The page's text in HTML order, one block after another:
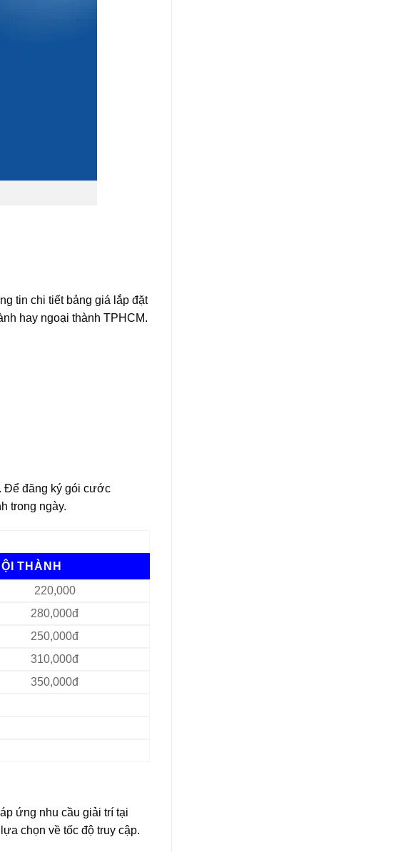
tin chi tiết bảng giá lắp đặt
hay ngoại thành TPHCM.
Để đăng ký gói cước
trong ngày.
THÀNH
220,000
280,000đ
250,000đ
310,000đ
350,000đ
ứng nhu cầu giải trí tại
chọn về tốc độ truy cập.